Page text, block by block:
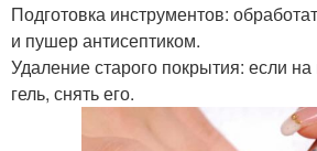
Подготовка инструментов:
и пушер антисептиком.
Удаление старого покрытия: если на
гель, снять его.